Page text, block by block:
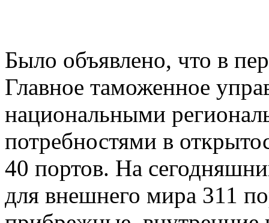
Было объявлено, что в
Главное таможенное
национальными
потребностями в
40 портов. На
для внешнего мира 311